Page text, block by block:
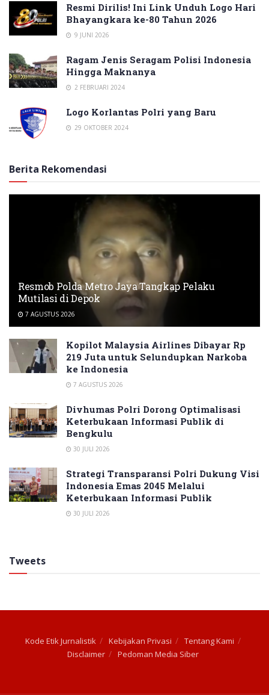
Resmi Dirilis! Ini Link Unduh Logo Hari
Bhayangkara ke-80 Tahun 2026
9 JUNI 2026
Ragam Jenis Seragam Polisi Indonesia
Hingga Maknanya
2 FEBRUARI 2024
Logo Korlantas Polri yang Baru
29 OKTOBER 2024
Berita Rekomendasi
Resmob Polda Metro Jaya Tangkap Pelaku
Mutilasi di Depok
7 AGUSTUS 2026
Kopilot Malaysia Airlines Dibayar Rp
219 Juta untuk Selundupkan Narkoba
ke Indonesia
7 AGUSTUS 2026
Divhumas Polri Dorong Optimalisasi
Keterbukaan Informasi Publik di
Bengkulu
30 JULI 2026
Strategi Transparansi Polri Dukung Visi
Indonesia Emas 2045 Melalui
Keterbukaan Informasi Publik
30 JULI 2026
Tweets
Kode Etik Jurnalistik Kebijakan Privasi
Tentang Kami
Disclaimer
Pedoman Media Siber